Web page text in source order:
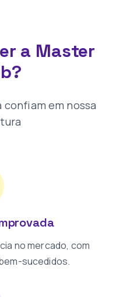
a Master
confiam em nossa
no mercado, com
sucedidos.